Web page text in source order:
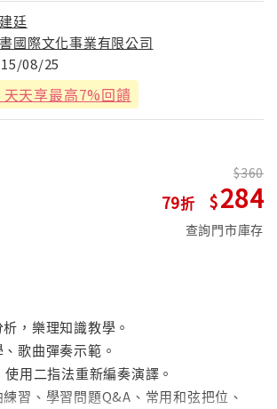
廷
國際文化事業有限公司
08/25
天天享最高7%回饋
79
360
284
查詢門市庫存
，樂理知識教學。
歌曲彈奏示範。
用二指法重新編奏演譯。
習、學習問題Q&A、常用和弦把位、